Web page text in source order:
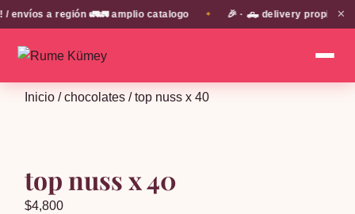
a región 🚛🚛 amplio catalogo ✦ 🎉 · 🛻 delivery propio en EN
✕
Inicio /chocolates / top nuss x 40
top nuss x 40
$4,800